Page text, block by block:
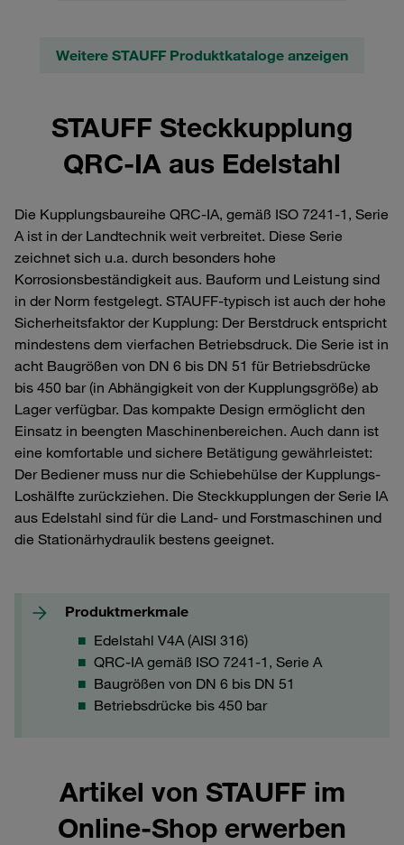
Weitere STAUFF Produktkataloge anzeigen
STAUFF Steckkupplung
QRC-IA aus Edelstahl
Die Kupplungsbaureihe QRC-IA, gemäß ISO 7241-1, Serie
A ist in der Landtechnik weit verbreitet. Diese Serie
zeichnet sich u.a. durch besonders hohe
Korrosionsbeständigkeit aus. Bauform und Leistung sind
in der Norm festgelegt. STAUFF-typisch ist auch der hohe
Sicherheitsfaktor der Kupplung: Der Berstdruck entspricht
mindestens dem vierfachen Betriebsdruck. Die Serie ist in
acht Baugrößen von DN 6 bis DN 51 für Betriebsdrücke
bis 450 bar (in Abhängigkeit von der Kupplungsgröße) ab
Lager verfügbar. Das kompakte Design ermöglicht den
Einsatz in beengten Maschinenbereichen. Auch dann ist
eine komfortable und sichere Betätigung gewährleistet:
Der Bediener muss nur die Schiebehülse der Kupplungs-
Loshälfte zurückziehen. Die Steckkupplungen der Serie IA
aus Edelstahl sind für die Land- und Forstmaschinen und
die Stationärhydraulik bestens geeignet.
Produktmerkmale
Edelstahl V4A (AISI 316)
QRC-IA gemäß ISO 7241-1, Serie A
Baugrößen von DN 6 bis DN 51
Betriebsdrücke bis 450 bar
Artikel von STAUFF im
Online-Shop erwerben